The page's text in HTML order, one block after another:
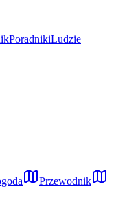
PoradnikiLudzie
Przewodnik